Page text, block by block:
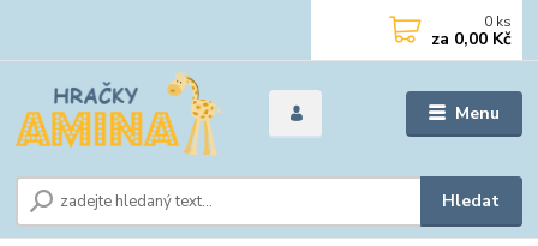
Menu
Hledat
0 ks
za 0,00 Kč